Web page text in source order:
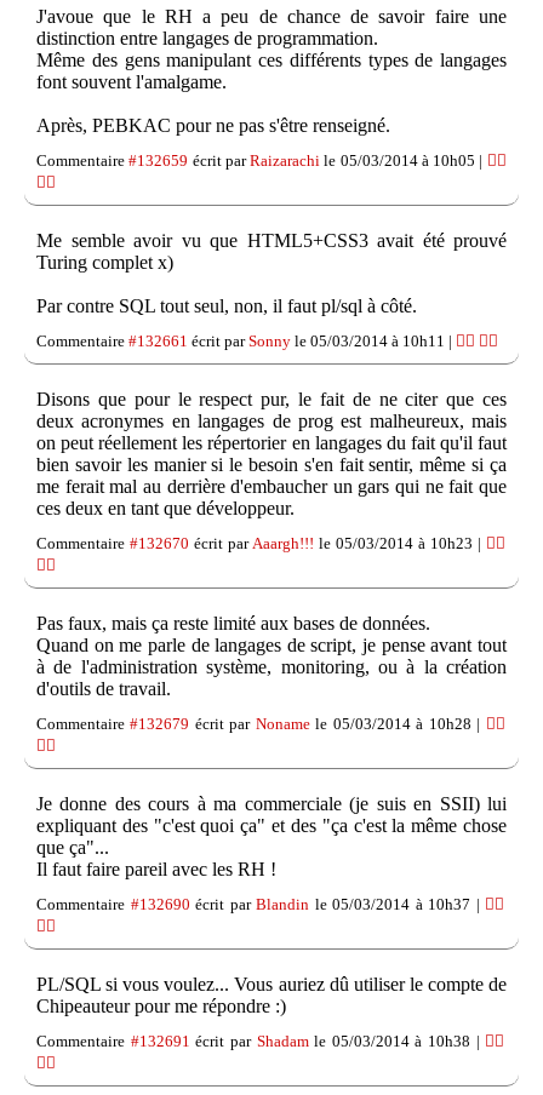
J'avoue que le RH a peu de chance de savoir faire une
distinction entre langages de programmation.
Même des gens manipulant ces différents types de langages
font souvent l'amalgame.
Après, PEBKAC pour ne pas s'être renseigné.
Commentaire#132659 écrit parRaizarachi le 05/03/2014 à 10h05 | 👍🏽
👎🏽
Me semble avoir vu que HTML5+CSS3 avait été prouvé
Turing complet x)
Par contre SQL tout seul, non, il faut pl/sql à côté.
Commentaire #132661 écrit parSonny le 05/03/2014 à 10h11 | 👍🏽 👎🏽
Disons que pour le respect pur, le fait de ne citer que ces
deux acronymes en langages de prog est malheureux, mais
on peut réellement les répertorier en langages du fait qu'il faut
bien savoir les manier si le besoin s'en fait sentir, même si ça
me ferait mal au derrière d'embaucher un gars qui ne fait que
ces deux en tant que développeur.
Commentaire #132670 écrit parAaargh!!! le 05/03/2014 à 10h23 | 👍🏽
👎🏽
Pas faux, mais ça reste limité aux bases de données.
Quand on me parle de langages de script, je pense avant tout
à de l'administration système, monitoring, ou à la création
d'outils de travail.
Commentaire#132679 écrit par Nonamele 05/03/2014 à 10h28 | 👍🏽
👎🏽
Je donne des cours à ma commerciale (je suis en SSII) lui
expliquant des "c'est quoi ça" et des "ça c'est la même chose
que ça"...
Il faut faire pareil avec les RH !
Commentaire #132690 écrit parBlandin le 05/03/2014 à 10h37 | 👍🏽
👎🏽
PL/SQL si vous voulez... Vous auriez dû utiliser le compte de
Chipeauteur pour me répondre :)
Commentaire #132691 écrit par Shadamle 05/03/2014 à 10h38 | 👍🏽
👎🏽